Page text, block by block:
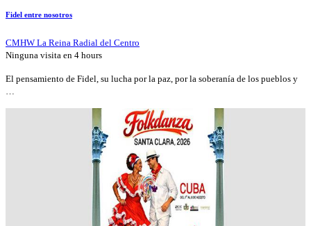
Fidel entre nosotros
CMHW La Reina Radial del Centro
Ninguna visita en 4 hours
El pensamiento de Fidel, su lucha por la paz, por la soberanía de los pueblos y
…